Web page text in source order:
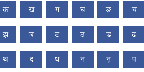
क ख ग घ ङ च
झ ञ ट ठ ड ढ
थ द ध न ऩ प